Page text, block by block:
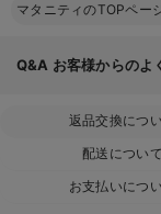
マタニティのTOPペー
Q&A お客様からのよ
返品交換につ
配送について
お支払いにつ